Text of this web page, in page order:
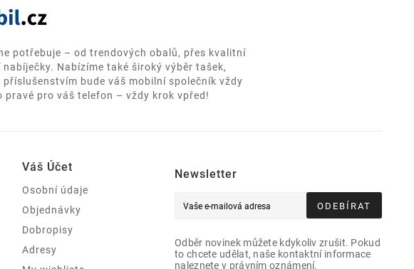
potřebuje – od trendových obalů, přes kvalitní
Nabízíme také široký výběr tašek,
bude váš mobilní společník vždy
pro váš telefon – vždy krok vpřed!
Váš Účet
Osobní údaje
Objednávky
Dobropisy
Adresy
Newsletter
ODEBÍRAT
Odběr novinek můžete kdykoliv zrušit. Pokud
to chcete udělat, naše kontaktní informace
naleznete v právním oznámení.